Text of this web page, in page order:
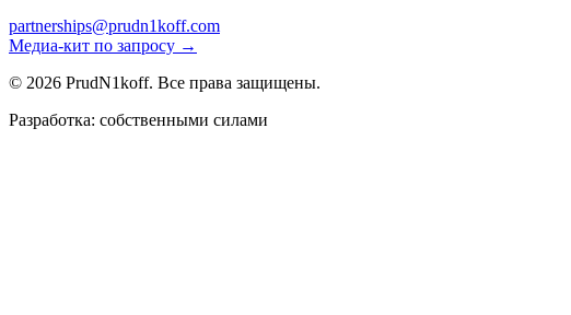
partnerships@prudn1koff.com
Медиа-кит по запросу →
© 2026 PrudN1koff. Все права защищены.
Разработка: собственными силами